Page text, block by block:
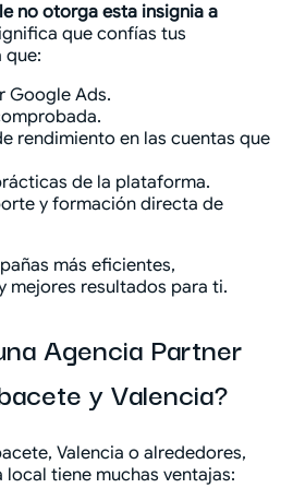
no otorga esta insignia a
que confías tus
que:
Google Ads.
rendimiento en las cuentas que
de la plataforma.
y formación directa de
más eficientes,
mejores resultados para ti.
Agencia Partner
y Valencia?
Valencia o alrededores,
tiene muchas ventajas: